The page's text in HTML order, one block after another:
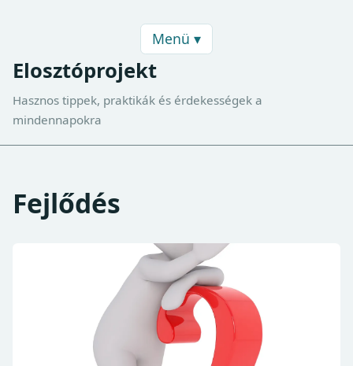
Menü ▾
Elosztóprojekt
Hasznos tippek, praktikák és érdekességek a
mindennapokra
Fejlődés